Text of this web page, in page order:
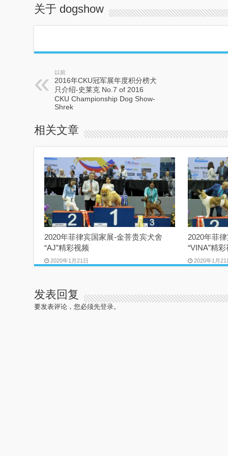
关于 dogshow
以前
2016年CKU冠军展年度积分榜犬
只介绍-史莱克 No.7 of 2016
CKU Championship Dog Show-
Shrek
相关文章
2020年菲律宾国家展-金菩贵宾犬舍
“AJ”精彩视频
2020年1月21日
2020年菲
“VINA”精
2020年1月21
发表回复
要发表评论，您必须先登录。